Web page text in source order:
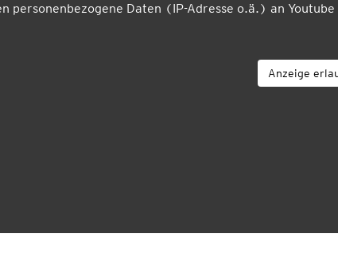
personenbezogene Daten (IP-Adresse o.ä.) an Youtube
Anzeige